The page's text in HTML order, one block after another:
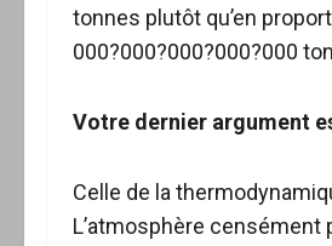
tonnes plutôt qu’en
000?000?000?000?000
Votre dernier argument
Celle de la
L’atmosphère censément